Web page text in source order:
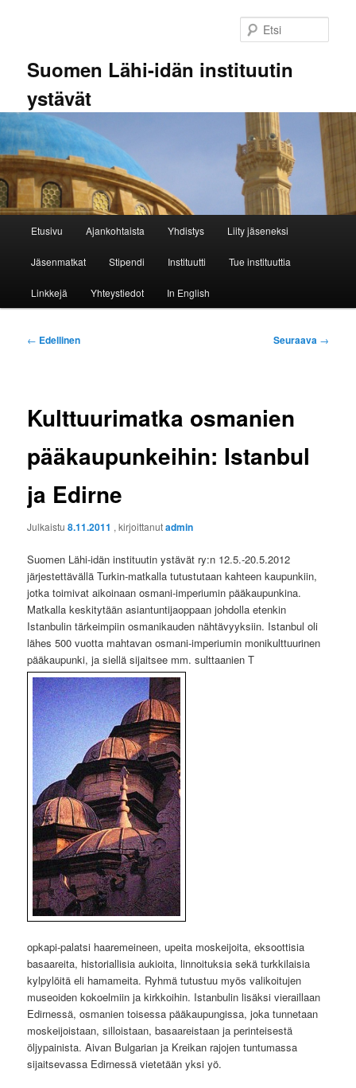
Suomen Lähi-idän instituutin
ystävät
Etusivu Ajankohtaista Yhdistys Liity jäseneksi
Jäsenmatkat Stipendi Instituutti Tue instituuttia
Linkkejä Yhteystiedot In English
Artikkelien
← Edellinen Seuraava →
Kulttuurimatka osmanien
pääkaupunkeihin: Istanbul
ja Edirne
Julkaistu8.11.2011 , kirjoittanutadmin
Suomen Lähi-idän instituutin ystävät ry:n 12.5.-20.5.2012
järjestettävällä Turkin-matkalla tutustutaan kahteen kaupunkiin,
jotka toimivat aikoinaan osmani-imperiumin pääkaupunkina.
Matkalla keskitytään asiantuntijaoppaan johdolla etenkin
Istanbulin tärkeimpiin osmanikauden nähtävyyksiin. Istanbul oli
lähes 500 vuotta mahtavan osmani-imperiumin monikulttuurinen
pääkaupunki, ja siellä sijaitsee mm. sulttaanien T
opkapi-palatsi haaremeineen, upeita moskeijoita, eksoottisia
basaareita, historiallisia aukioita, linnoituksia sekä turkkilaisia
kylpylöitä eli hamameita. Ryhmä tutustuu myös valikoitujen
museoiden kokoelmiin ja kirkkoihin. Istanbulin lisäksi vieraillaan
Edirnessä, osmanien toisessa pääkaupungissa, joka tunnetaan
moskeijoistaan, silloistaan, basaareistaan ja perinteisestä
öljypainista. Aivan Bulgarian ja Kreikan rajojen tuntumassa
sijaitsevassa Edirnessä vietetään yksi yö.